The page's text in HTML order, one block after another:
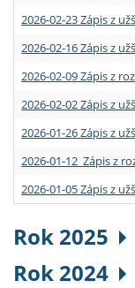
2026-02-23 Zápis z
2026-02-16 Zápis z
2026-02-09 Zápis z
2026-02-02 Zápis z
2026-01-26 Zápis z
2026-01-12 Zápis z
2026-01-05 Zápis z
Rok 2025
Rok 2024